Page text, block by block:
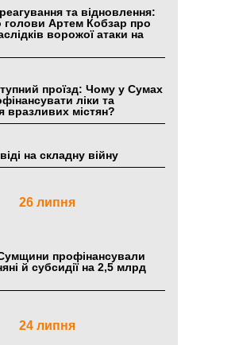
та відновлення:
голови Артем Кобзар про
ворожої атаки на
проїзд: Чому у Сумах
ліки та
вразливих містян?
на складну війну
26 липня
профінансували
й субсидії на 2,5 млрд
24 липня